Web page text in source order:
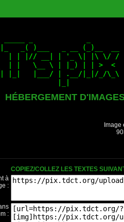
HÉBERGEMENT
COPIEZ/COLLEZ LES TEXTES
à
:
: